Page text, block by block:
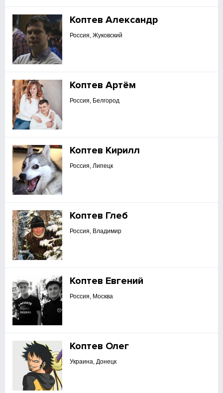
Коптев Александр
Россия, Жуковский
Коптев Артём
Россия, Белгород
Коптев Кирилл
Россия, Липецк
Коптев Глеб
Россия, Владимир
Коптев Евгений
Россия, Москва
Коптев Олег
Украина, Донецк